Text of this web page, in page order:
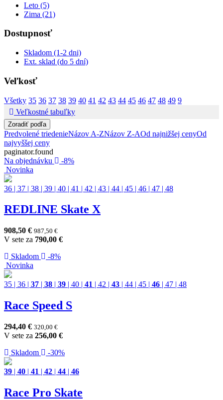
Leto (5)
Zima (21)
Dostupnosť
Skladom (1-2 dni)
Ext. sklad (do 5 dní)
Veľkosť
Všetky 35 36 37 38 39 40 41 42 43 44 45 46 47 48 49 9
Veľkostné tabuľky
Zoradiť podľa
Predvolené triedenieNázov A-ZNázov Z-AOd najnižšej cenyOd
najvyššej ceny
paginator.found
Na objednávku
-8%
Novinka
36 | 37 | 38 | 39 | 40 | 41 | 42 | 43 | 44 | 45 | 46 | 47 | 48
REDLINE Skate X
908,50 € 987,50 €
V sete za 790,00 €
Skladom
-8%
Novinka
35 | 36 | 37 | 38 | 39 | 40 | 41 | 42 | 43 | 44 | 45 | 46 | 47 | 48
Race Speed S
294,40 € 320,00 €
V sete za 256,00 €
Skladom
-30%
39 | 40 | 41 | 42 | 44 | 46
Race Pro Skate